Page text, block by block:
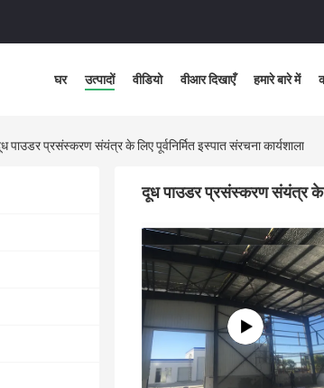
घर उत्पादों वीडियो वीआर दिखाएँ हमारे बारे में
पाउडर प्रसंस्करण संयंत्र के लिए पूर्वनिर्मित इस्पात संरचना कार्यशाला
दूध पाउडर प्रसंस्करण संयंत्र के